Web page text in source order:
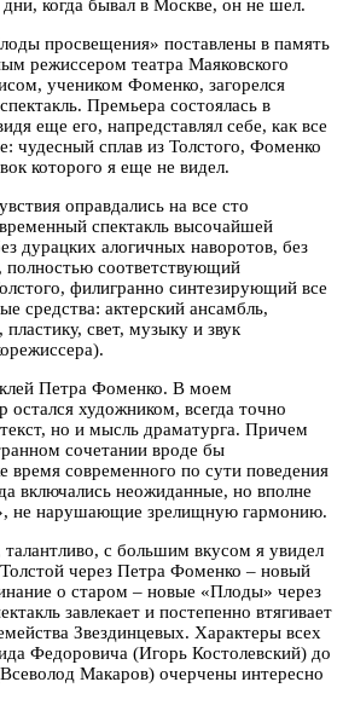
когда бывал в Москве, он не шел.
просвещения» поставлены в память
режиссером театра Маяковского
учеником Фоменко, загорелся
Премьера состоялась в
еще его, напредставлял себе, как все
чудесный сплав из Толстого, Фоменко
которого я еще не видел.
оправдались на все сто
спектакль высочайшей
дурацких алогичных наворотов, без
соответствующий
филигранно синтезирующий все
средства: актерский ансамбль,
свет, музыку и звук
Петра Фоменко. В моем
остался художником, всегда точно
но и мысль драматурга. Причем
сочетании вроде бы
время современного по сути поведения
включались неожиданные, но вполне
не нарушающие зрелищную гармонию.
с большим вкусом я увидел
через Петра Фоменко – новый
о старом – новые «Плоды» через
завлекает и постепенно втягивает
Звездинцевых. Характеры всех
Федоровича (Игорь Костолевский) до
Макаров) очерчены интересно